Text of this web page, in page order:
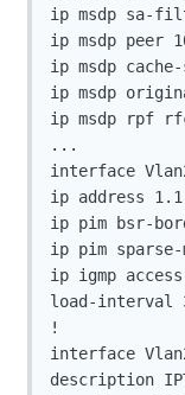
ip msdp sa-
ip msdp peer
ip msdp
ip msdp
ip msdp rpf
...
interface
ip address
ip pim bsr-
ip pim sparse-
ip igmp
load-interval
!
interface
description